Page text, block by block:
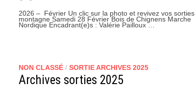
2026 – Février Un clic sur la photo et revivez vos sorties
montagne Samedi 28 Février Bois de Chignens Marche
Nordique Encadrant(e)s : Valérie Pailloux …
NON CLASSÉ /SORTIE ARCHIVES 2025
Archives sorties 2025